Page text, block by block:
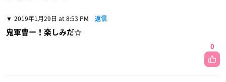
2019年1月29日 at 8:53 PM 返信
鬼軍曹ー！楽しみだ☆
0